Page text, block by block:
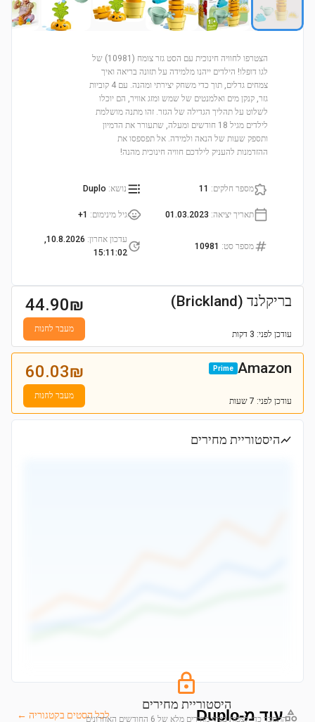
הצטרפו לחוויה חינוכית עם הסט גזר צומח (10981) של
לגו דופלו! הילדים ייהנו מלמידה על תזונה בריאה ואיך
צמחים גדלים, תוך כדי משחק יצירתי ומהנה. עם 4 קוביות
גזר, קנקן מים ואלמנטים של שמש ומזג אוויר, הם יוכלו
לשלוט על תהליך הגדילה של הגזר. זהו מתנה מושלמת
לילדים מגיל 18 חודשים ומעלה, שתעורר את הדמיון
ותספק שעות של הנאה ולמידה. אל תפספסו את
ההזדמנות להעניק לילדכם חוויה חינוכית מהנה!
מספר חלקים:
11 נושא:
Duplo
תאריך יציאה:
01.03.2023 גיל מינימום:
1+
מספר סט:
10981
עדכון אחרון:
10.8.2026,
15:11:02
בריקלנד (Brickland)
עודכן לפני: 3 דקות
44.90₪
מעבר לחנות
Amazon
Prime
עודכן לפני: 7 שעות
60.03₪
מעבר לחנות
היסטוריית מחירים
היסטוריית מחירים
התחבר כדי לצפות בגרף מחירים מלא של 6 החודשים האחרונים
עוד מ-Duplo לכל הסטים בקטגוריה ←